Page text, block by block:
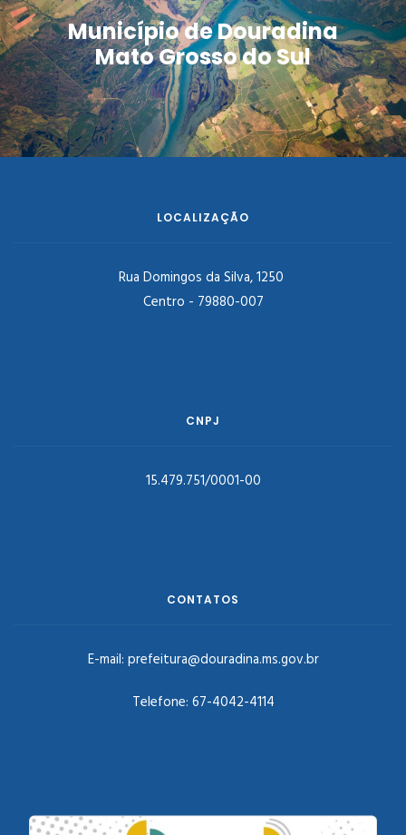
Município de Douradina
Mato Grosso do Sul
LOCALIZAÇÃO
Rua Domingos da Silva, 1250
Centro - 79880-007
CNPJ
15.479.751/0001-00
CONTATOS
E-mail: prefeitura@douradina.ms.gov.br
Telefone: 67-4042-4114